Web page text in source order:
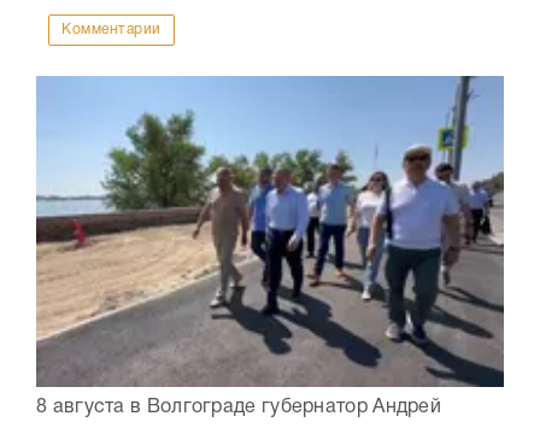
Комментарии
8 августа в Волгограде губернатор Андрей